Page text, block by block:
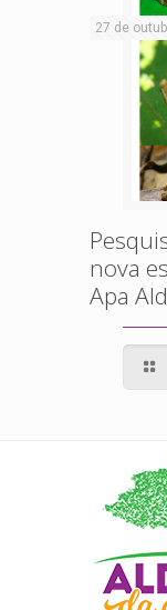
27 de
nova
Apa